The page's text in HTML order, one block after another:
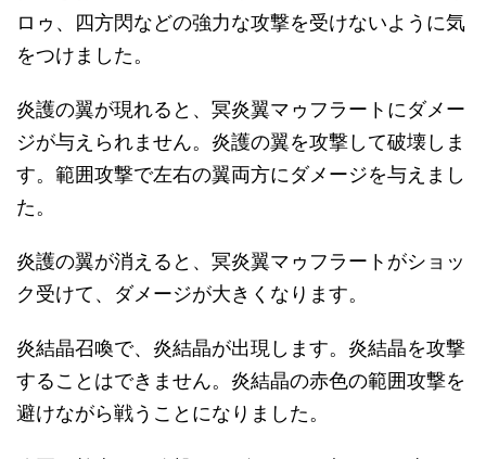
ロゥ、四方閃などの強力な攻撃を受けないように気
をつけました。
炎護の翼が現れると、冥炎翼マゥフラートにダメー
ジが与えられません。炎護の翼を攻撃して破壊しま
す。範囲攻撃で左右の翼両方にダメージを与えまし
た。
炎護の翼が消えると、冥炎翼マゥフラートがショッ
ク受けて、ダメージが大きくなります。
炎結晶召喚で、炎結晶が出現します。炎結晶を攻撃
することはできません。炎結晶の赤色の範囲攻撃を
避けながら戦うことになりました。